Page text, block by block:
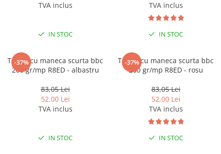
TVA inclus
IN STOC
TVA inclus
IN STOC
-37%
Tricou cu maneca scurta bbc
200 gr/mp R8ED - albastru
83,05 Lei
52,00 Lei
TVA inclus
IN STOC
-37%
Tricou cu maneca scurta bbc
200 gr/mp R8ED - rosu
83,05 Lei
52,00 Lei
TVA inclus
IN STOC